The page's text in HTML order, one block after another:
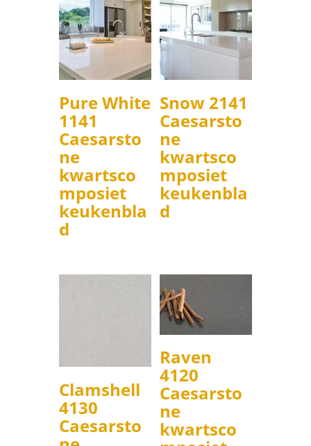
€190,10.€135,00.
Pure White
1141
Caesarsto
ne
kwartsco
mposiet
keukenbla
d
Snow 2141
Caesarsto
ne
kwartsco
mposiet
keukenbla
d
Clamshell
4130
Caesarsto
Raven
4120
Caesarsto
ne
kwartsco